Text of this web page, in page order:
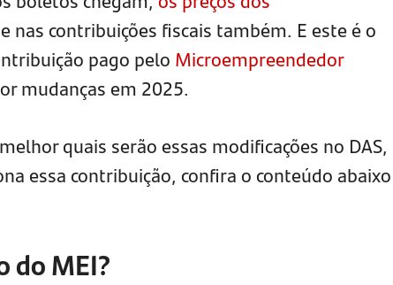
nas contribuições fiscais também. E este é o
pago pelo Microempreendedor
mudanças em 2025.
quais serão essas modificações no DAS,
essa contribuição, confira o conteúdo abaixo
do MEI?